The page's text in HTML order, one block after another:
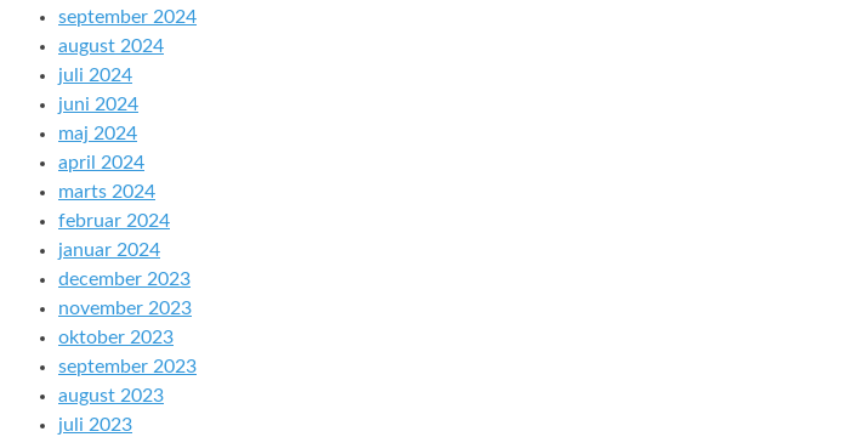
september 2024
august 2024
juli 2024
juni 2024
maj 2024
april 2024
marts 2024
februar 2024
januar 2024
december 2023
november 2023
oktober 2023
september 2023
august 2023
juli 2023